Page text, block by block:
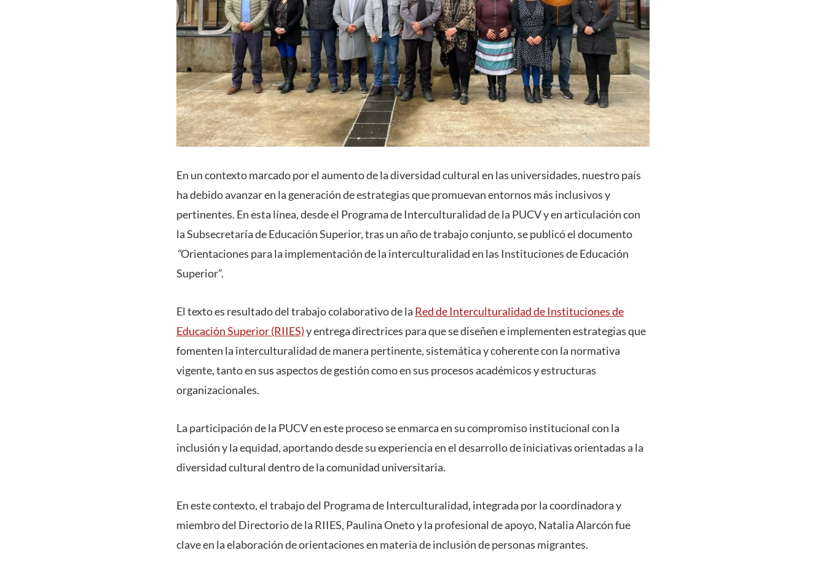
En un contexto marcado por el aumento de la diversidad cultural en las universidades, nuestro país
ha debido avanzar en la generación de estrategias que promuevan entornos más inclusivos y
pertinentes. En esta línea, desde el Programa de Interculturalidad de la PUCV y en articulación con
la Subsecretaría de Educación Superior, tras un año de trabajo conjunto, se publicó el documento
“Orientaciones para la implementación de la interculturalidad en las Instituciones de Educación
Superior”.
El texto es resultado del trabajo colaborativo de la Red de Interculturalidad de Instituciones de
Educación Superior (RIIES)y entrega directrices para que se diseñen e implementen estrategias que
fomenten la interculturalidad de manera pertinente, sistemática y coherente con la normativa
vigente, tanto en sus aspectos de gestión como en sus procesos académicos y estructuras
organizacionales.
La participación de la PUCV en este proceso se enmarca en su compromiso institucional con la
inclusión y la equidad, aportando desde su experiencia en el desarrollo de iniciativas orientadas a la
diversidad cultural dentro de la comunidad universitaria.
En este contexto, el trabajo del Programa de Interculturalidad, integrada por la coordinadora y
miembro del Directorio de la RIIES, Paulina Oneto y la profesional de apoyo, Natalia Alarcón fue
clave en la elaboración de orientaciones en materia de inclusión de personas migrantes.